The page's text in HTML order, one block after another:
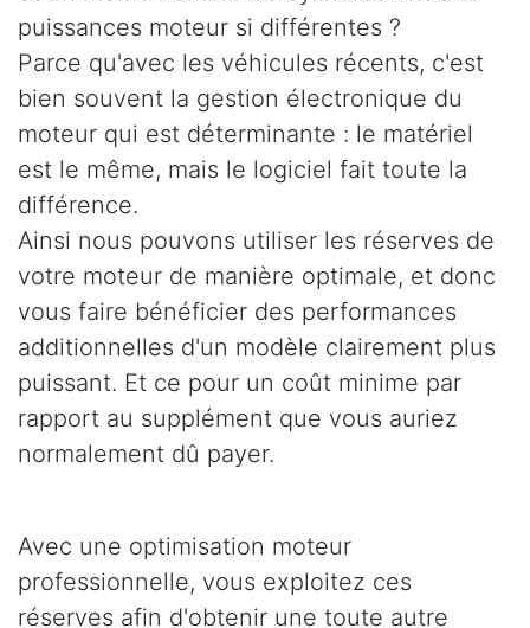
puissances moteur si différentes ?
Parce qu'avec les véhicules récents, c'est
bien souvent la gestion électronique du
moteur qui est déterminante : le matériel
est le même, mais le logiciel fait toute la
différence.
Ainsi nous pouvons utiliser les réserves de
votre moteur de manière optimale, et donc
vous faire bénéficier des performances
additionnelles d'un modèle clairement plus
puissant. Et ce pour un coût minime par
rapport au supplément que vous auriez
normalement dû payer.
Avec une optimisation moteur
professionnelle, vous exploitez ces
réserves afin d'obtenir une toute autre